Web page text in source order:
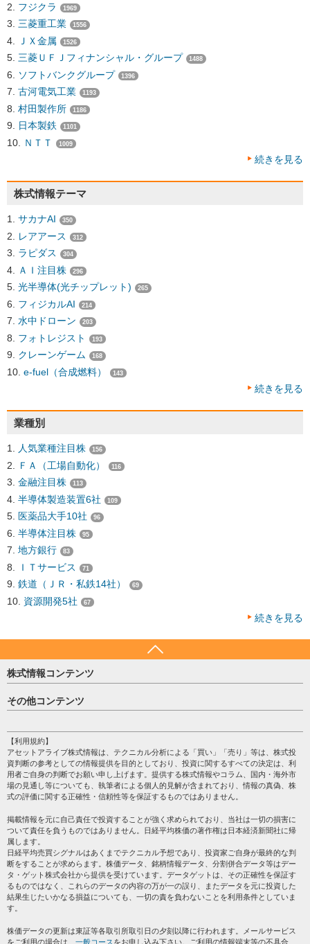
フジクラ 1969
三菱重工業 1556
ＪＸ金属 1526
三菱ＵＦＪフィナンシャル・グループ 1488
ソフトバンクグループ 1396
古河電気工業 1193
村田製作所 1186
日本製鉄 1101
ＮＴＴ 1009
続きを見る
株式情報テーマ
サカナAI 350
レアアース 312
ラピダス 304
ＡＩ注目株 296
光半導体(光チップレット) 265
フィジカルAI 214
水中ドローン 203
フォトレジスト 193
クレーンゲーム 168
e-fuel（合成燃料） 143
続きを見る
業種別
人気業種注目株 156
ＦＡ（工場自動化） 116
金融注目株 113
半導体製造装置6社 109
医薬品大手10社 96
半導体注目株 95
地方銀行 83
ＩＴサービス 71
鉄道（ＪＲ・私鉄14社） 69
資源開発5社 67
続きを見る
株式情報コンテンツ
日経平均
売買シグナル
株テーマ情報
海外市況
投資カレンダー
格付け情報
その他コンテンツ
個人情報保護方針
プライバシーポリシー
会社案内
サイトマップ
過去データ
【利用規約】
アセットアライブ株式情報は、テクニカル分析による「買い」「売り」等は、株式投
資判断の参考としての情報提供を目的としており、投資に関するすべての決定は、利
用者ご自身の判断でお願い申し上げます。提供する株式情報やコラム、国内・海外市
場の見通し等についても、執筆者による個人的見解が含まれており、情報の真偽、株
式の評価に関する正確性・信頼性等を保証するものではありません。
掲載情報を元に自己責任で投資することが強く求められており、当社は一切の損害に
ついて責任を負うものではありません。日経平均株価の著作権は日本経済新聞社に帰
属します。
日経平均売買シグナルはあくまでテクニカル予想であり、投資家ご自身が最終的な判
断をすることが求めらます。株価データ、銘柄情報データ、分割併合データ等はデー
タ・ゲット株式会社から提供を受けています。データゲットは、その正確性を保証す
るものではなく、これらのデータの内容の万が一の誤り、またデータを元に投資した
結果生じたいかなる損益についても、一切の責を負わないことを利用条件としていま
す。
株価データの更新は東証等各取引所取引日の夕刻以降に行われます。メールサービス
をご利用の場合は、 一般コース をお申し込み下さい。ご利用の情報端末等の不具合